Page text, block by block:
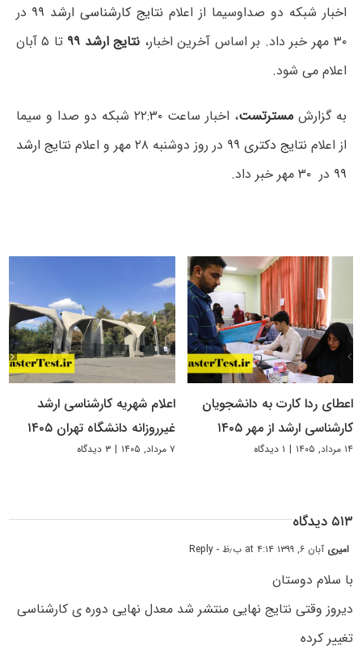
اخبار شبکه دو صداوسیما از اعلام نتایج کارشناسی ارشد ۹۹
در
۳۰ مهر خبر داد.
بر اساس آخرین اخبار، نتایج ارشد ۹۹
تا ۵ آبان
اعلام می شود.
به گزارش مسترتست
، اخبار ساعت ۲۲:۳۰ شبکه دو صدا و سیما
از اعلام نتایج دکتری ۹۹ در روز دوشنبه ۲۸ مهر و اعلام
نتایج ارشد
۹۹ در ۳۰ مهر خبر داد.
اعطای ردا کارت به دانشجویان
کارشناسی ارشد از مهر ۱۴۰۵
۱۴ مرداد, ۱۴۰۵ | ۱ دیدگاه
اعلام شهریه کارشناسی ارشد
غیرروزانه دانشگاه تهران ۱۴۰۵
۷ مرداد, ۱۴۰۵ | ۳ دیدگاه
۵۱۳ دیدگاه
امیری آبان ۶, ۱۳۹۹ at ۴:۱۴ ب٫ظ - Reply
با سلام دوستان
دیروز وقتی نتایج نهایی منتشر شد معدل نهایی دوره ی کارشناسی
تغییر کرده